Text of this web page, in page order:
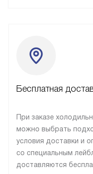
Бесплатная
При заказе
можно выбрать
условия доставки и
со специальным
доставляются